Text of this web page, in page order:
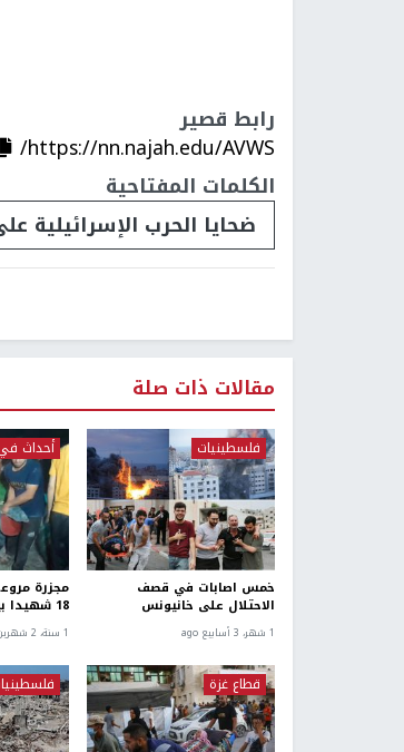
رابط قصير
https://nn.najah.edu/AVWS/
الكلمات المفتاحية
ضحايا الحرب الإسرائيلية
مقالات ذات صلة
فلسطينيات
خمس اصابات في قصف
الاحتلال على خانيونس
1 شهر، 3 أسابيع ago
أحداث
مجزرة
18 شهيدا بينهم أطفال ونساء
1 سنة، 2 شهرين ago
قطاع غزة